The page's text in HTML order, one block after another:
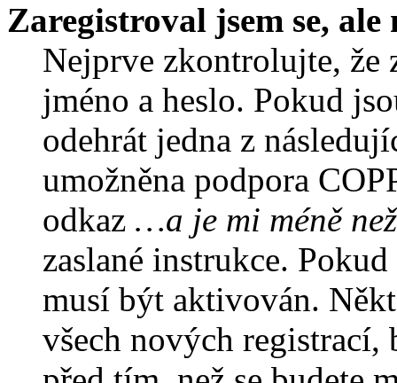
Zaregistroval jsem se,
Nejprve zkontrolujte, že
jméno a heslo. Pokud
odehrát jedna z
umožněna podpora
odkaz …a je mi méně
zaslané instrukce.
musí být aktivován.
všech nových